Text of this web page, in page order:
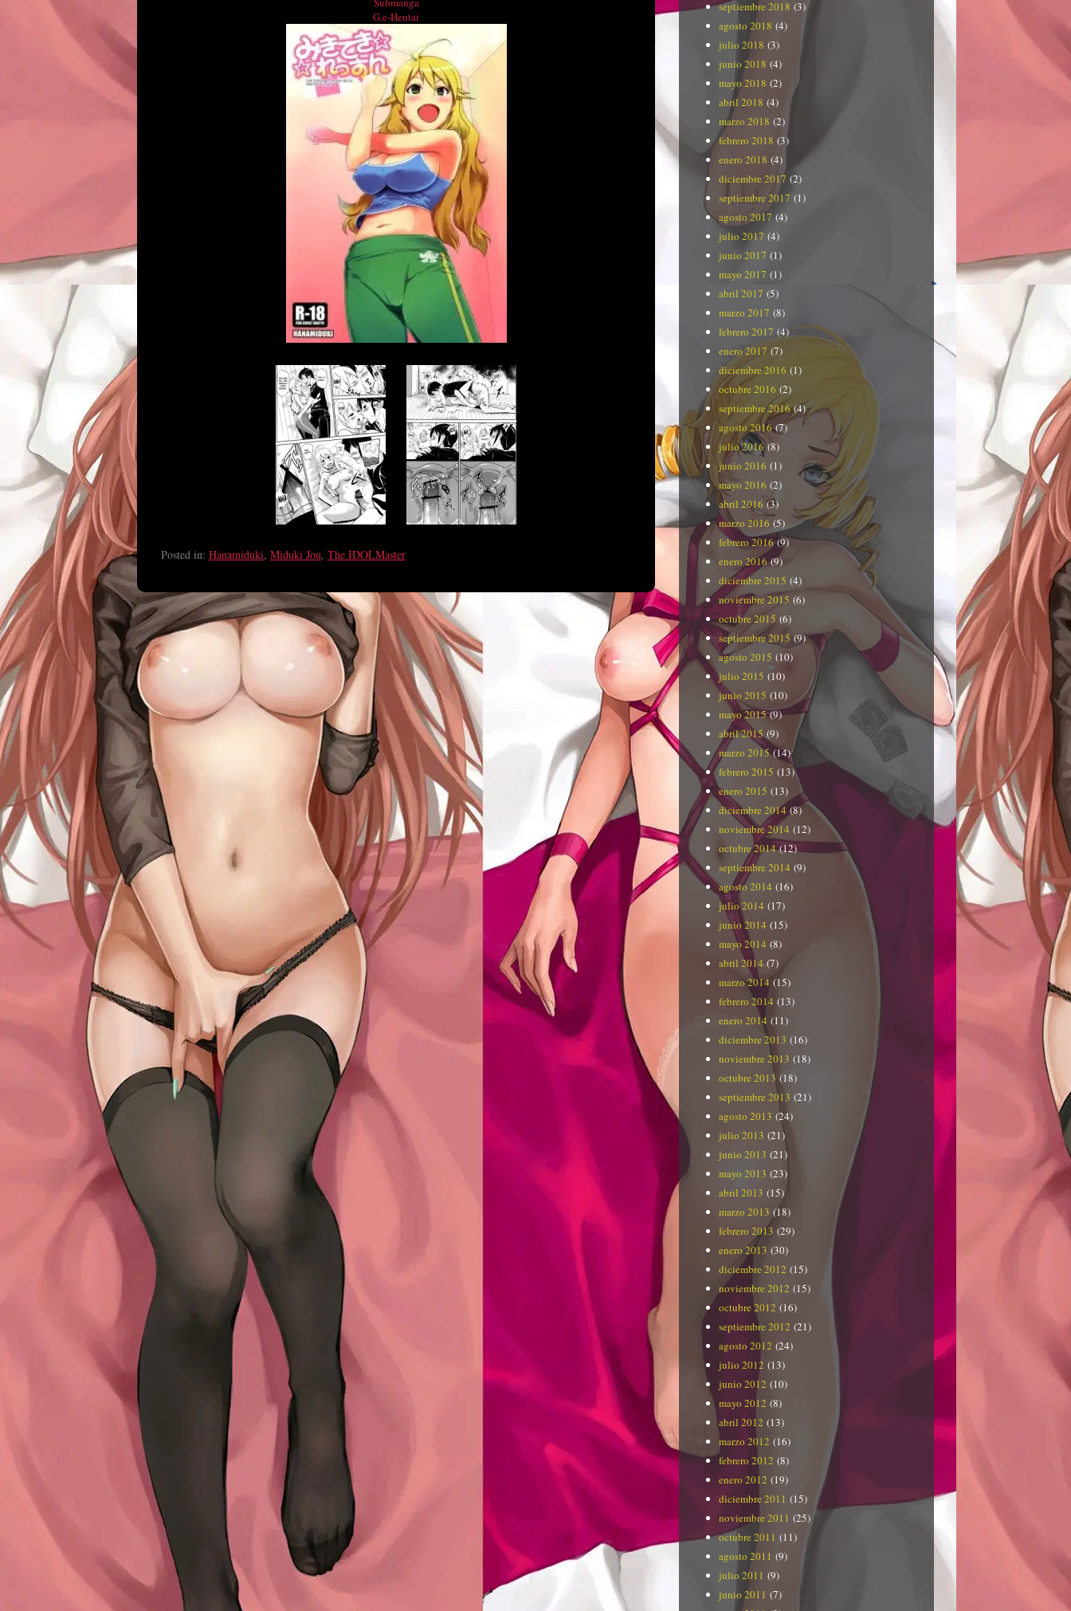
G.e-Hentai
Posted in: Hanamiduki, Miduki Jou, The IDOLMaster
septiembre 2018 (3)
agosto 2018 (4)
julio 2018 (3)
junio 2018 (4)
mayo 2018 (2)
abril 2018 (4)
marzo 2018 (2)
febrero 2018 (3)
enero 2018 (4)
diciembre 2017 (2)
septiembre 2017 (1)
agosto 2017 (4)
julio 2017 (4)
junio 2017 (1)
mayo 2017 (1)
abril 2017 (5)
marzo 2017 (8)
febrero 2017 (4)
enero 2017 (7)
diciembre 2016 (1)
octubre 2016 (2)
septiembre 2016(4)
agosto 2016(7)
julio 2016(8)
junio 2016 (1)
mayo 2016 (2)
abril 2016 (3)
marzo 2016 (5)
febrero 2016(9)
enero 2016(9)
diciembre 2015 (4)
noviembre 2015 (6)
octubre 2015 (6)
septiembre 2015 (9)
agosto 2015 (10)
julio 2015 (10)
junio 2015 (10)
mayo 2015(9)
abril 2015 (9)
marzo 2015(14)
febrero 2015 (13)
enero 2015 (13)
diciembre 2014 (8)
noviembre 2014 (12)
octubre 2014(12)
septiembre 2014 (9)
agosto 2014 (16)
julio 2014 (17)
junio 2014 (15)
mayo 2014 (8)
abril 2014 (7)
marzo 2014 (15)
febrero 2014 (13)
enero 2014 (11)
diciembre 2013 (16)
noviembre 2013 (18)
octubre 2013 (18)
septiembre 2013 (21)
agosto 2013 (24)
julio 2013 (21)
junio 2013 (21)
mayo 2013 (23)
abril 2013 (15)
marzo 2013 (18)
febrero 2013 (29)
enero 2013 (30)
diciembre 2012 (15)
noviembre 2012 (15)
octubre 2012 (16)
septiembre 2012 (21)
agosto 2012 (24)
julio 2012 (13)
junio 2012 (10)
mayo 2012 (8)
abril 2012 (13)
marzo 2012 (16)
febrero 2012 (8)
enero 2012 (19)
diciembre 2011 (15)
noviembre 2011 (25)
octubre 2011 (11)
agosto 2011 (9)
julio 2011 (9)
junio 2011 (7)